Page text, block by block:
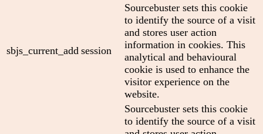
sbjs_current_add session
Sourcebuster sets this cookie
to identify the source of a visit
and stores user action
information in cookies. This
analytical and behavioural
cookie is used to enhance the
visitor experience on the
website.
Sourcebuster sets this cookie
to identify the source of a visit